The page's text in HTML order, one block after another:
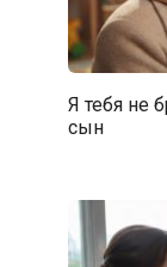
Я тебя не
сын